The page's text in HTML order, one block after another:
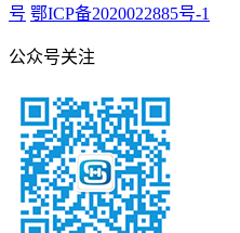
号 鄂ICP备2020022885号-1
公众号关注